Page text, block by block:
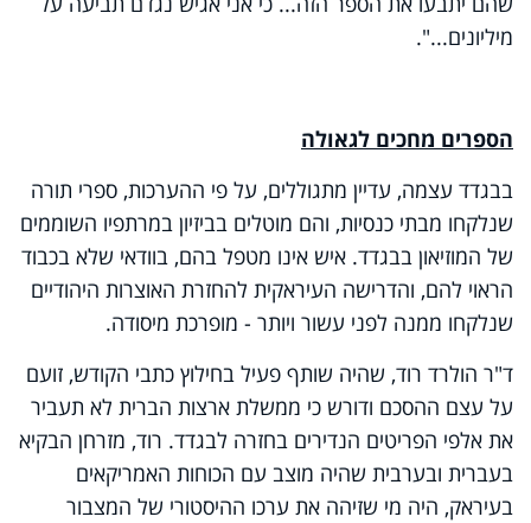
מיליונים...".
הספרים מחכים לגאולה
בבגדד עצמה, עדיין מתגוללים, על פי ההערכות, ספרי תורה
שנלקחו מבתי כנסיות, והם מוטלים בביזיון במרתפיו השוממים
של המוזיאון בבגדד. איש אינו מטפל בהם, בוודאי שלא בכבוד
הראוי להם, והדרישה העיראקית להחזרת האוצרות היהודיים
שנלקחו ממנה לפני עשור ויותר - מופרכת מיסודה.
ד"ר הולרד רוד, שהיה שותף פעיל בחילוץ כתבי הקודש, זועם
על עצם ההסכם ודורש כי ממשלת ארצות הברית לא תעביר
את אלפי הפריטים הנדירים בחזרה לבגדד. רוד, מזרחן הבקיא
בעברית ובערבית שהיה מוצב עם הכוחות האמריקאים
בעיראק, היה מי שזיהה את ערכו ההיסטורי של המצבור